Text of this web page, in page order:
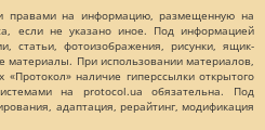
правами на информацию, размещенную на
если не указано иное. Под информацией
статьи, фотоизображения, рисунки, ящик-
материалы. При использовании материалов,
наличие гиперссылки открытого
на protocol.ua обязательна. Под
адаптация, рерайтинг, модификация